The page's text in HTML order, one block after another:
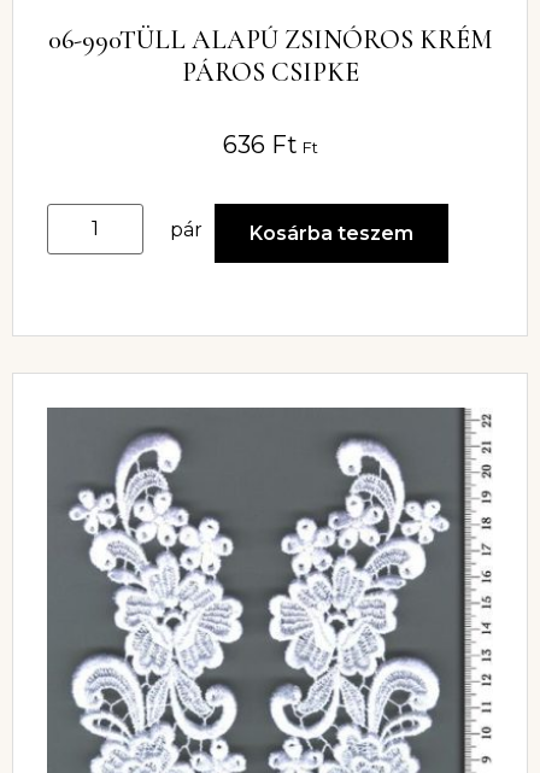
06-990TÜLL ALAPÚ ZSINÓROS KRÉM
PÁROS CSIPKE
636 Ft Ft
pár Kosárba teszem